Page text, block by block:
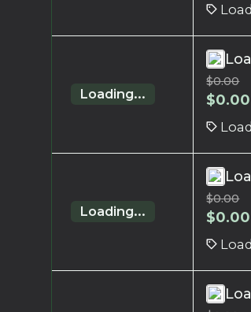
Loading...
$0.00
$0.00
Loading...
$0.00
$0.00